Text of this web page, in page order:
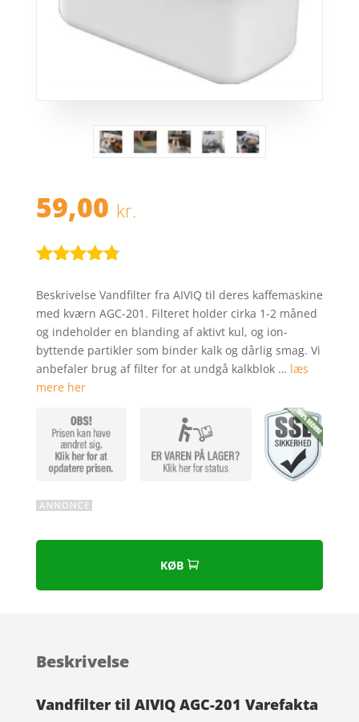
59,00 kr.
som4.7
ud af 5
baseret på
kundebedø
mmelser
Beskrivelse Vandfilter fra AIVIQ til deres kaffemaskine
med kværn AGC-201. Filteret holder cirka 1-2 måned
og indeholder en blanding af aktivt kul, og ion-
byttende partikler som binder kalk og dårlig smag. Vi
anbefaler brug af filter for at undgå kalkblok … læs
mere her
KØB
Beskrivelse
Vandfilter til AIVIQ AGC-201 Varefakta